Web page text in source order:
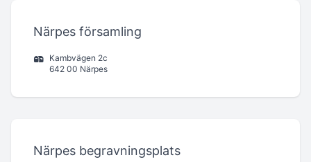
Närpes församling
Kambvägen 2c
642 00 Närpes
Närpes begravningsplats